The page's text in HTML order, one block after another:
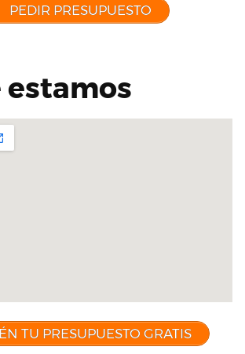
PEDIR PRESUPUESTO
estamos
TU PRESUPUESTO GRATIS